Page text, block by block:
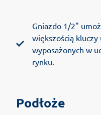
Gniazdo 1/2"
większością
wyposażonych w
rynku.
Podłoże